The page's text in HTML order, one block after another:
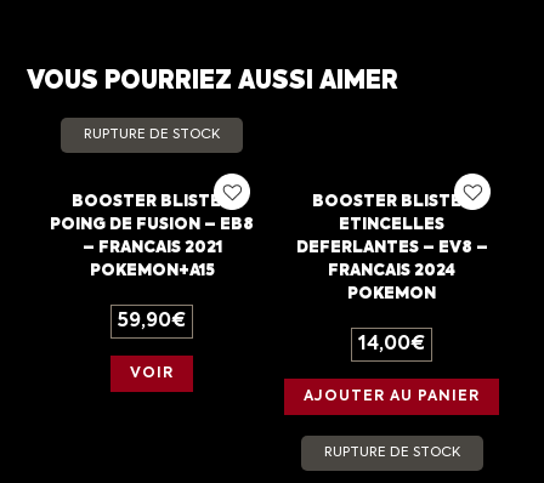
VOUS POURRIEZ AUSSI AIMER
RUPTURE DE STOCK
BOOSTER BLISTER
POING DE FUSION – EB8
– FRANCAIS 2021
POKEMON+A15
59,90€
VOIR
BOOSTER BLISTER
ETINCELLES
DEFERLANTES – EV8 –
FRANCAIS 2024
POKEMON
14,00€
AJOUTER AU PANIER
RUPTURE DE STOCK